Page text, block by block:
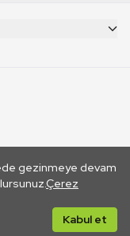
gezinmeye devam
Çerez
Kabul et
yoluyla gidilen dış